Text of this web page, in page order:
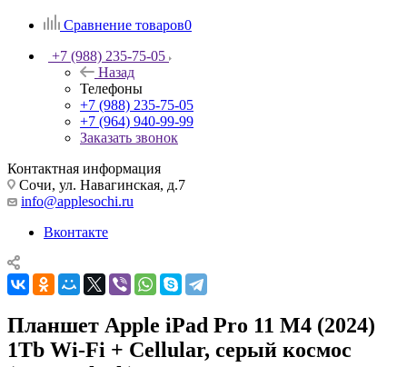
Сравнение товаров0
+7 (988) 235-75-05
Назад
Телефоны
+7 (988) 235-75-05
+7 (964) 940-99-99
Заказать звонок
Контактная информация
Сочи, ул. Навагинская, д.7
info@applesochi.ru
Вконтакте
Планшет Apple iPad Pro 11 M4 (2024)
1Tb Wi‑Fi + Cellular, серый космос